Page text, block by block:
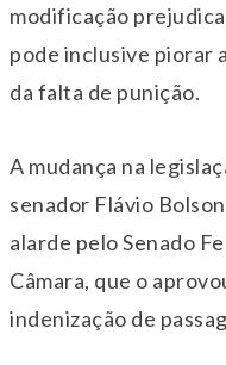
modificação
pode inclusive piorar
da falta de punição.
A mudança na
senador Flávio
alarde pelo Senado
Câmara, que o
indenização de